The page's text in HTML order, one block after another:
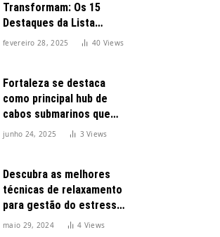
Transformam: Os 15
Destaques da Lista
Forbes 2025 no Brasil
fevereiro 28, 2025 40 Views
Fortaleza se destaca
como principal hub de
cabos submarinos que
conectam o Brasil ao
junho 24, 2025 3Views
Descubra as melhores
técnicas de relaxamento
para gestão do estresse
durante o dia
maio 29, 2024 4 Views